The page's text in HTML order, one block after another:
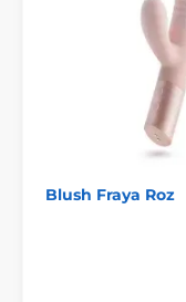
Blush Fraya Roz